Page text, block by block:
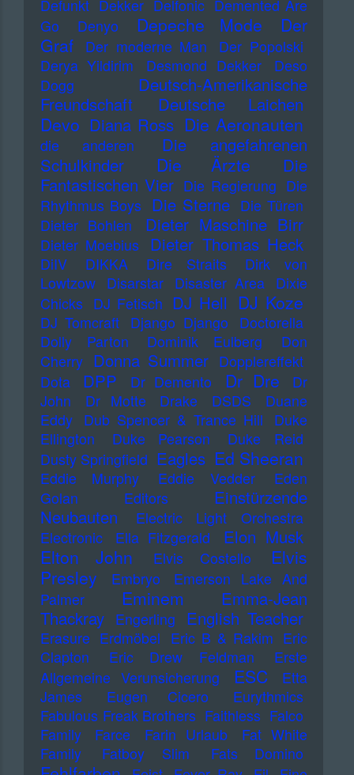
Defunkt Dekker Delfonic Demented Are
Go
Denyo Depeche Mode
Der
Graf
Der moderne Man
Der Popolski
Derya Yildirim
Desmond Dekker
Deso
Dogg
Deutsch-Amerikanische
Freundschaft
Deutsche Laichen
Devo Diana Ross Die Aeronauten
die anderen
Die angefahrenen
Schulkinder
Die Ärzte
Die
Fantastischen Vier Die Regierung Die
Rhythmus Boys Die Sterne Die Türen
Dieter Bohlen
Dieter Maschine Birr
Dieter Moebius Dieter Thomas Heck
DiIV DIKKA Dire Straits
Dirk von
Lowtzow
Disarstar Disaster Area
Dixie
Chicks DJ Fetisch DJ Hell DJ Koze
DJ Tomcraft Django Django
Doctorella
Dolly Parton
Dominik Eulberg
Don
Cherry Donna Summer Dopplereffekt
Dota
DPP Dr Demento Dr Dre
Dr
John
Dr Motte Drake DSDS
Duane
Eddy
Dub Spencer & Trance Hill
Duke
Ellington
Duke Pearson
Duke Reid
Dusty Springfield Eagles Ed Sheeran
Eddie Murphy Eddie Vedder
Eden
Golan
Editors
Einstürzende
Neubauten
Electric Light Orchestra
Electronic
Ella Fitzgerald Elon Musk
Elton John Elvis Costello
Elvis
Presley
Embryo
Emerson Lake And
Palmer
Eminem
Emma-Jean
Thackray
Engerling English Teacher
Erasure Erdmöbel Eric B & Rakim Eric
Clapton
Eric Drew Feldman
Erste
Allgemeine Verunsicherung
ESC
Etta
James
Eugen Cicero
Eurythmics
Fabulous Freak Brothers Faithless Falco
Family
Farce Farin Urlaub
Fat White
Family
Fatboy Slim Fats Domino